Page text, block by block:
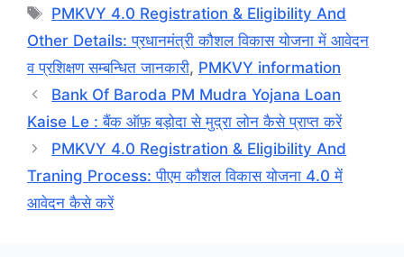
Tags
PMKVY 4.0 Registration & Eligibility And
Other Details: प्रधानमंत्री कौशल विकास योजना में आवेदन
व प्रशिक्षण सम्बन्धित जानकारी, PMKVY information
Bank Of Baroda PM Mudra Yojana Loan
Kaise Le : बैंक ऑफ़ बड़ोदा से मुद्रा लोन कैसे प्राप्त करें
PMKVY 4.0 Registration & Eligibility And
Traning Process: पीएम कौशल विकास योजना 4.0 में
आवेदन कैसे करें